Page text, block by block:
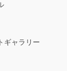
ギャラリー